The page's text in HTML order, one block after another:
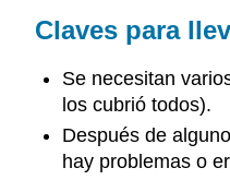
Claves para
Se necesitan
los cubrió todos).
Después de
hay problemas o